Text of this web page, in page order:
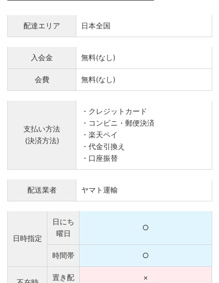
配達エリア 日本全国
入会金 無料(なし)
会費 無料(なし)
支払い方法
(決済方法)
・クレジットカード
・コンビニ・郵便決済
・楽天ペイ
・代金引換え
・口座振替
配送業者 ヤマト運輸
日時指定
日にち
曜日
○
時間帯 ○
置き配 ×